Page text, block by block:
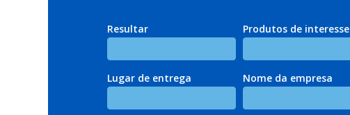
Resultar Produtos de interesse
Lugar de entrega Nome da empresa